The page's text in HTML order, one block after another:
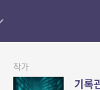
작가
기록